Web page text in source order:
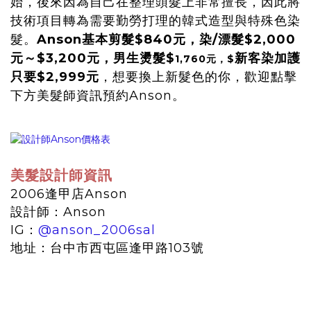
技術項目轉為需要勤勞打理的韓式造型與特殊色染
髮。 Anson基本剪髮$840元，染/漂髮$2,000
元～$3,200元，男生燙髮$1,760元，$新客染加護
只要$2,999元 ，想要換上新髮色的你，歡迎點擊
下方美髮師資訊預約Anson。
美髮設計師資訊
2006逢甲店Anson
設計師：Anson
IG： @anson_2006sal
地址：台中市西屯區逢甲路103號